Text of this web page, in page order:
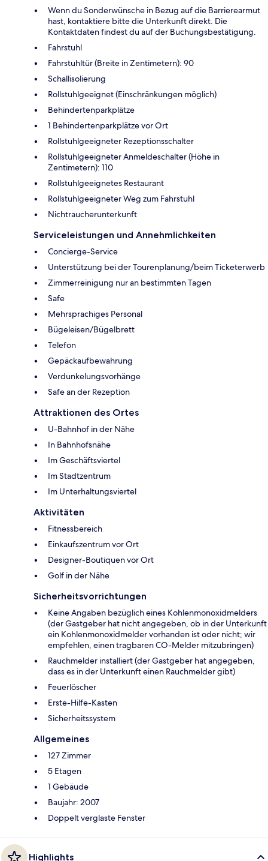
Wenn du Sonderwünsche in Bezug auf die Barrierearmut
hast, kontaktiere bitte die Unterkunft direkt. Die
Kontaktdaten findest du auf der Buchungsbestätigung.
Fahrstuhl
Fahrstuhltür (Breite in Zentimetern): 90
Schallisolierung
Rollstuhlgeeignet (Einschränkungen möglich)
Behindertenparkplätze
1 Behindertenparkplätze vor Ort
Rollstuhlgeeigneter Rezeptionsschalter
Rollstuhlgeeigneter Anmeldeschalter (Höhe in
Zentimetern): 110
Rollstuhlgeeignetes Restaurant
Rollstuhlgeeigneter Weg zum Fahrstuhl
Nichtraucherunterkunft
Serviceleistungen und Annehmlichkeiten
Concierge-Service
Unterstützung bei der Tourenplanung/beim Ticketerwerb
Zimmerreinigung nur an bestimmten Tagen
Safe
Mehrsprachiges Personal
Bügeleisen/Bügelbrett
Telefon
Gepäckaufbewahrung
Verdunkelungsvorhänge
Safe an der Rezeption
Attraktionen des Ortes
U-Bahnhof in der Nähe
In Bahnhofsnähe
Im Geschäftsviertel
Im Stadtzentrum
Im Unterhaltungsviertel
Aktivitäten
Fitnessbereich
Einkaufszentrum vor Ort
Designer-Boutiquen vor Ort
Golf in der Nähe
Sicherheitsvorrichtungen
Keine Angaben bezüglich eines Kohlenmonoxidmelders
(der Gastgeber hat nicht angegeben, ob in der Unterkunft
ein Kohlenmonoxidmelder vorhanden ist oder nicht; wir
empfehlen, einen tragbaren CO-Melder mitzubringen)
Rauchmelder installiert (der Gastgeber hat angegeben,
dass es in der Unterkunft einen Rauchmelder gibt)
Feuerlöscher
Ers­te-Hil­fe-Kas­ten
Sicherheitssystem
Allgemeines
127 Zimmer
5 Etagen
1 Gebäude
Baujahr: 2007
Doppelt verglaste Fenster
Highlights